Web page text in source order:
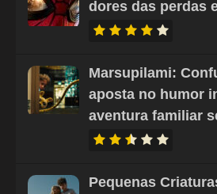
dores das perdas
Marsupilami:
aposta no humor
aventura familiar
Pequenas